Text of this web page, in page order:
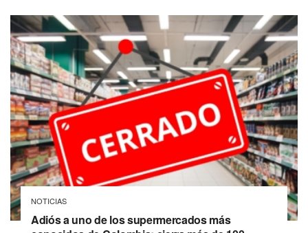
NOTICIAS
Adiós a uno de los supermercados más